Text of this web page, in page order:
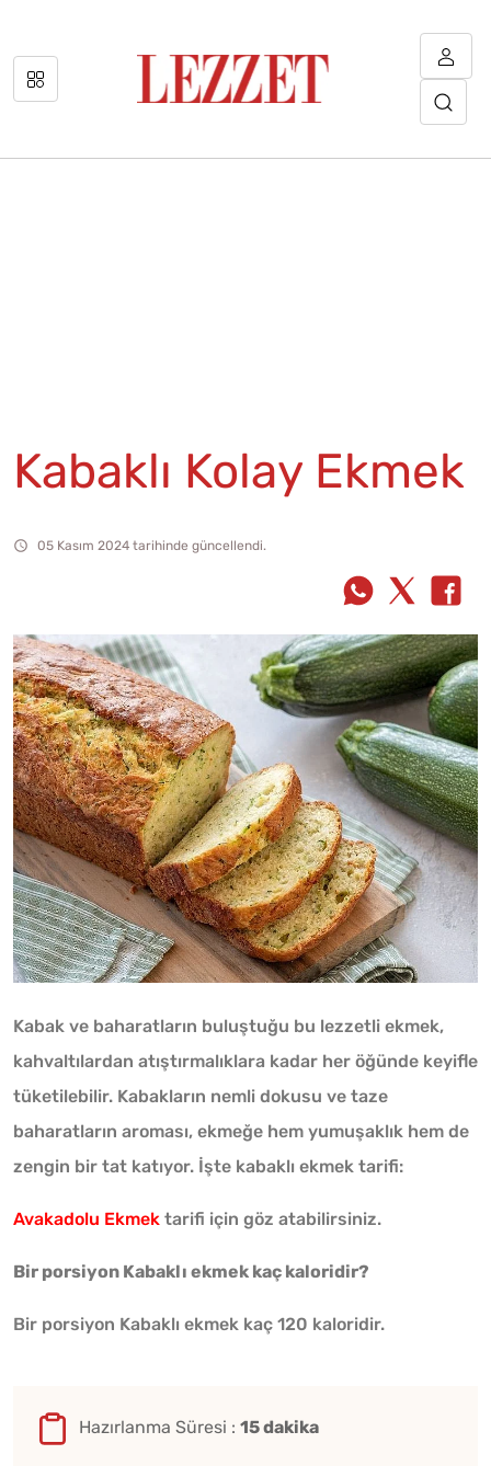
Kabaklı Kolay Ekmek
05 Kasım 2024 tarihinde güncellendi.
Kabak ve baharatların buluştuğu bu lezzetli ekmek,
kahvaltılardan atıştırmalıklara kadar her öğünde keyifle
tüketilebilir. Kabakların nemli dokusu ve taze
baharatların aroması, ekmeğe hem yumuşaklık hem de
zengin bir tat katıyor. İşte kabaklı ekmek tarifi:
Avakadolu Ekmek tarifi için göz atabilirsiniz.
Bir porsiyon Kabaklı ekmek kaç kaloridir?
Bir porsiyon Kabaklı ekmek kaç 120 kaloridir.
Hazırlanma Süresi : 15 dakika